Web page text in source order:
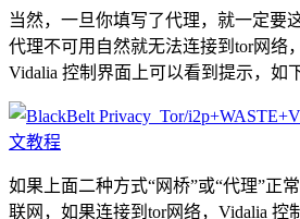
当然，一旦你填写了代理，就一定要
代理不可用自然就无法连接到tor网络
Vidalia 控制界面上可以看到提示，如
如果上面二种方式“网桥”或“代理”正
联网，如果连接到tor网络，Vidalia 控